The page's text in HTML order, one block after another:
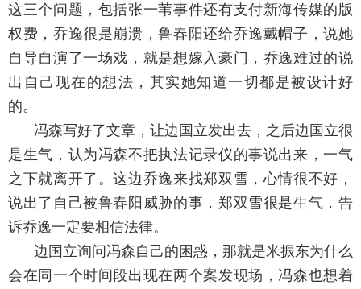
这三个问题，包括张一苇事件还有支付新海传媒的版
权费，乔逸很是崩溃，鲁春阳还给乔逸戴帽子，说她
自导自演了一场戏，就是想嫁入豪门，乔逸难过的说
出自己现在的想法，其实她知道一切都是被设计好
的。
冯森写好了文章，让边国立发出去，之后边国立很
是生气，认为冯森不把执法记录仪的事说出来，一气
之下就离开了。这边乔逸来找郑双雪，心情很不好，
说出了自己被鲁春阳威胁的事，郑双雪很是生气，告
诉乔逸一定要相信法律。
边国立询问冯森自己的困惑，那就是米振东为什么
会在同一个时间段出现在两个案发现场，冯森也想着